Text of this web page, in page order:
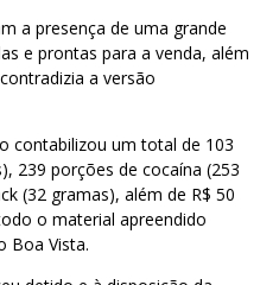
a presença de uma grande
e prontas para a venda, além
a versão
contabilizou um total de 103
239 porções de cocaína (253
(32 gramas), além de R$ 50
o material apreendido
Boa Vista.